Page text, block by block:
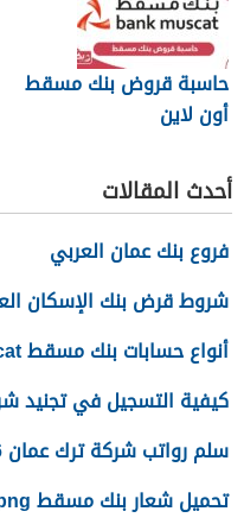
حاسبة قروض بنك مسقط
أون لاين
أحدث المقالات
فروع بنك عمان العربي
شروط قرض بنك الإسكان
أنواع حسابات بنك مسقط Bank Muscat
كيفية التسجيل في تجنيد
سلم رواتب شركة ترك عمان 2026
تحميل شعار بنك مسقط png